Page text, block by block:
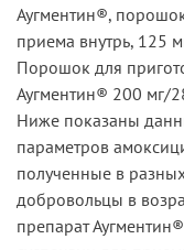
Аугментин®,
приема внутрь, 125
Порошок для
Аугментин® 200 мг/
Ниже показаны
параметров
полученные в
добровольцы в
препарат